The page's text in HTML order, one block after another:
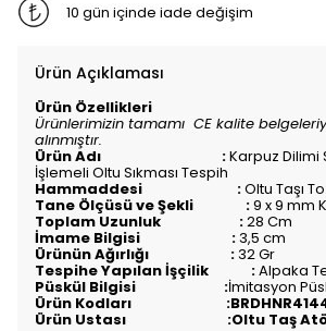
10 gün içinde iade değişim
Ürün Açıklaması
Ürün Özellikleri
Ürünlerimizin tamamı CE kalite
alınmıştır.
Ürün Adı :Karpuz Dilimi
İşlemeli Oltu Sıkması Tespih
Hammaddesi :Oltu Taşı
Tane Ölçüsü ve Şekli :9 x 9 mm
Toplam Uzunluk :28 Cm
İmame Bilgisi :3,5 cm
Ürünün Ağırlığı :32 Gr
Tespihe Yapılan İşçilik :Alpaka
Püskül Bilgisi :İmitasyon
Ürün Kodları
Ürün Ustası :Oltu Taş